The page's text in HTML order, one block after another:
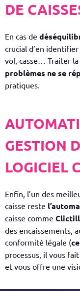
DE
En cas de
crucial d’en
vol, casse… Traiter la
problèmes ne se
pratiques.
GESTION
LOGICIEL
Enfin, l’un des
caisse reste l’
caisse comme Clictill
des encaissements,
conformité légale (
processus, il vous
et vous offre une